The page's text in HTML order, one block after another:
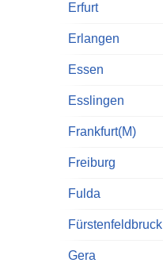
Erfurt
Erlangen
Essen
Esslingen
Frankfurt(M)
Freiburg
Fulda
Fürstenfeldbruck
Gera